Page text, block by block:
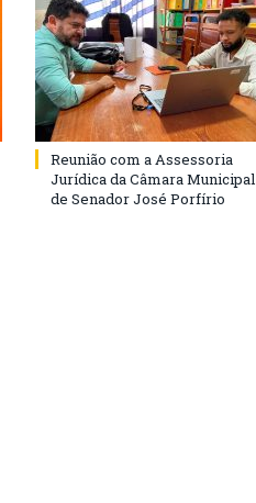
Reunião com a Assessoria
Jurídica da Câmara Municipal
de Senador José Porfírio